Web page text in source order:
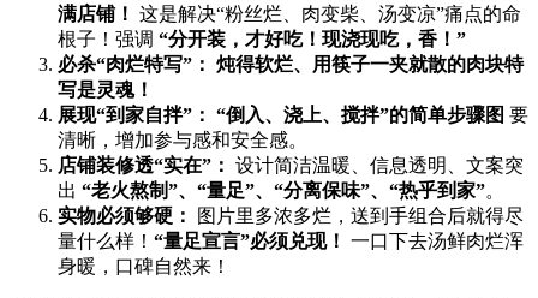
满店铺！​ ​ 这是解决“粉丝烂、肉变柴、汤变凉”痛点的命
根子！强调 ​ ​“分开装，才好吃！现浇现吃，香！”​
必杀“肉烂特写”：​ 炖得软烂、用筷子一夹就散的肉块特
写是灵魂！​
展现“到家自拌”：​ ​“倒入、浇上、搅拌”的简单步骤图 ​ 要
清晰，增加参与感和安全感。
店铺装修透“实在”：​ ​ 设计简洁温暖、信息透明、文案突
出 ​ ​“老火熬制”、“量足”、“分离保味”、“热乎到家”​。
实物必须够硬：​
​ 图片里多浓多烂，送到手组合后就得尽
量什么样！​ ​“量足宣言”必须兑现！​ ​ 一口下去汤鲜肉烂浑
身暖，口碑自然来！